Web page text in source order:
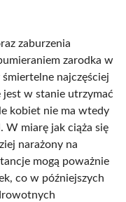
zaburzenia
zarodka w
najczęściej
w stanie utrzymać
kobiet nie ma wtedy
W miarę jak ciąża się
narażony na
mogą poważnie
co w późniejszych